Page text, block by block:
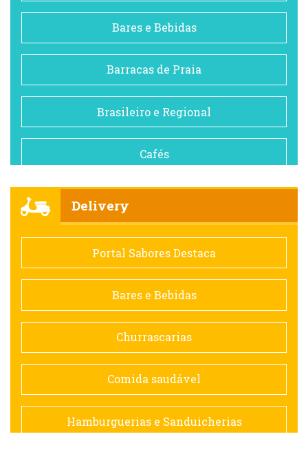
Bares e Bebidas
Barracas de Praia
Brasileiro e Regional
Cafés
Comida saudável
Contemporânea
Doceria
Espanhola
Francesa
Delivery
Portal Sabores Destaca
Bares e Bebidas
Churrascarias
Comida saudável
Hamburguerias e Sanduicherias